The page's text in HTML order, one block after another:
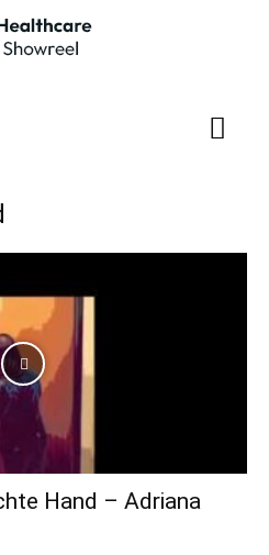
Hand – Adriana